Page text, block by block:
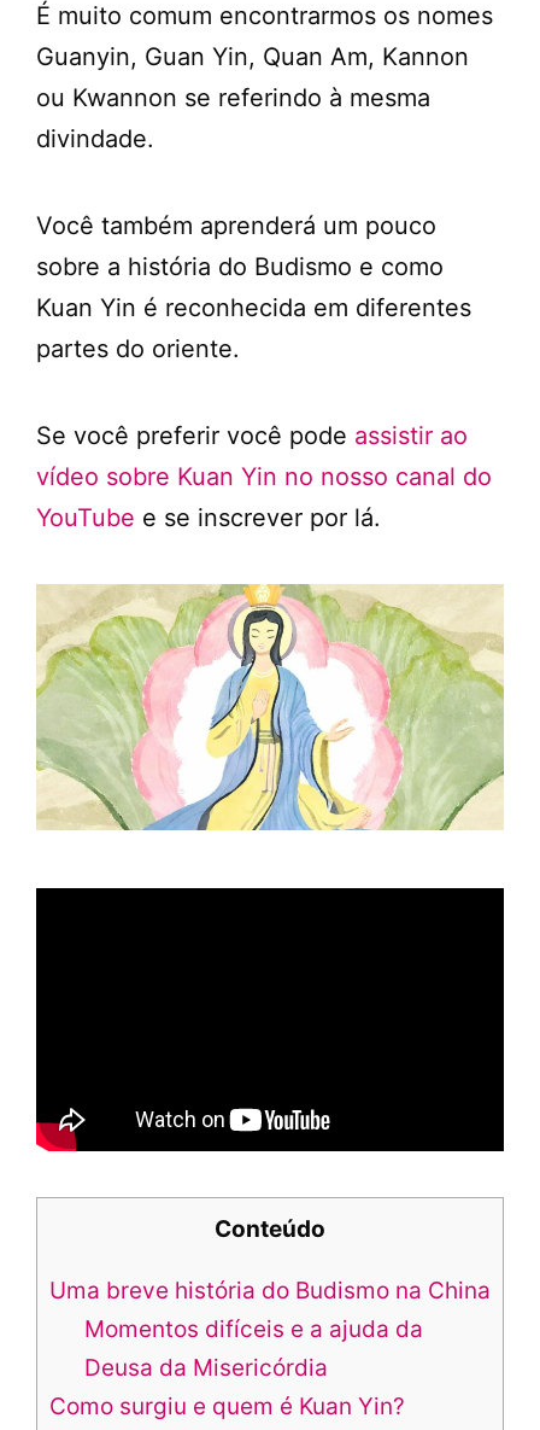
É muito comum encontrarmos os nomes
Guanyin, Guan Yin, Quan Am, Kannon
ou Kwannon se referindo à mesma
divindade.
Você também aprenderá um pouco
sobre a história do Budismo e como
Kuan Yin é reconhecida em diferentes
partes do oriente.
Se você preferir você pode assistir ao
vídeo sobre Kuan Yin no nosso canal do
YouTube e se inscrever por lá.
Conteúdo
Uma breve história do Budismo na China
Momentos difíceis e a ajuda da
Deusa da Misericórdia
Como surgiu e quem é Kuan Yin?